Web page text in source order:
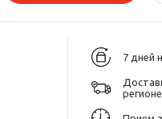
7 дней